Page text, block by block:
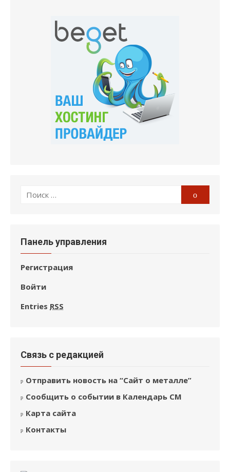
Поиск
Поиск
Панель управления
Регистрация
Войти
Entries RSS
Связь с редакцией
Отправить новость на “Сайт о металле”
Сообщить о событии в Календарь СМ
Карта сайта
Контакты